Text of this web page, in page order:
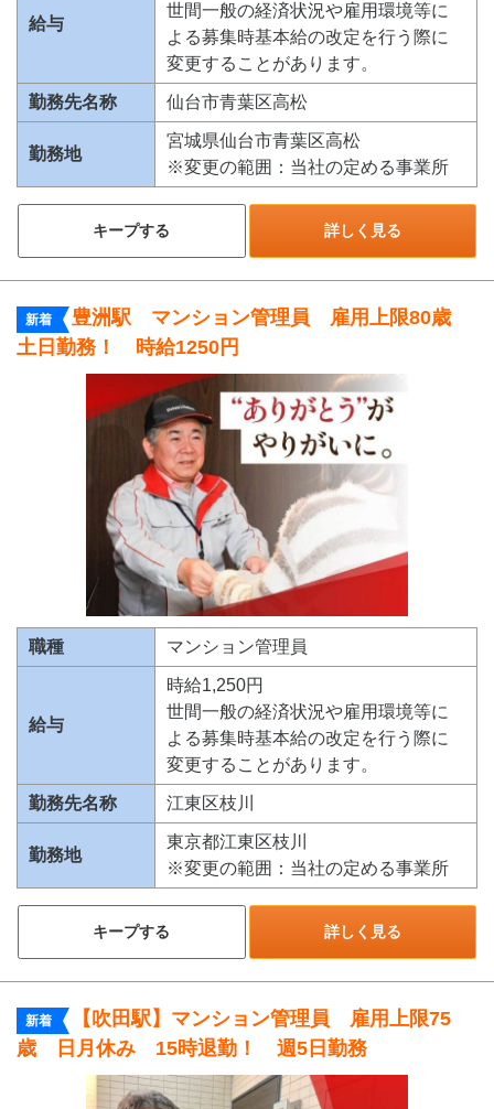
給与
世間一般の経済状況や雇用環境等に
よる募集時基本給の改定を行う際に
変更することがあります。
勤務先名称 仙台市青葉区高松
勤務地
宮城県仙台市青葉区高松
※変更の範囲：当社の定める事業所
キープする 詳しく見る
新着
豊洲駅 マンション管理員 雇用上限80歳
土日勤務！ 時給1250円
職種 マンション管理員
給与
時給1,250円
世間一般の経済状況や雇用環境等に
よる募集時基本給の改定を行う際に
変更することがあります。
勤務先名称 江東区枝川
勤務地
東京都江東区枝川
※変更の範囲：当社の定める事業所
キープする 詳しく見る
新着
【吹田駅】マンション管理員 雇用上限75
歳 日月休み 15時退勤！ 週5日勤務